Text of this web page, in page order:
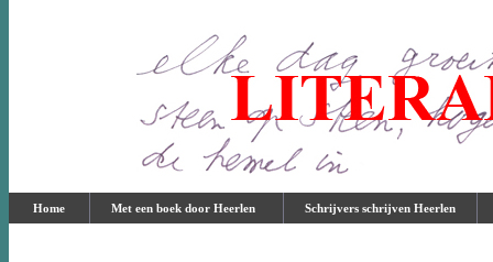
Home Met een boek door Heerlen Schrijvers schrijven Heerlen